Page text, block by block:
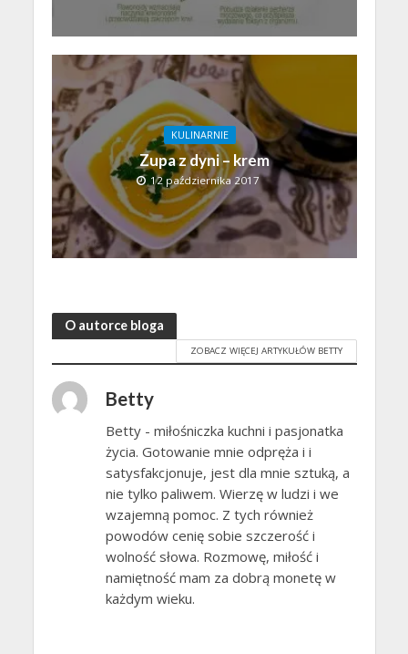
KULINARNIE
Zupa z dyni – krem
12 października 2017
O autorce bloga
ZOBACZ WIĘCEJ ARTYKUŁÓW BETTY
Betty
Betty - miłośniczka kuchni i pasjonatka
życia. Gotowanie mnie odpręża i i
satysfakcjonuje, jest dla mnie sztuką, a
nie tylko paliwem. Wierzę w ludzi i we
wzajemną pomoc. Z tych również
powodów cenię sobie szczerość i
wolność słowa. Rozmowę, miłość i
namiętność mam za dobrą monetę w
każdym wieku.